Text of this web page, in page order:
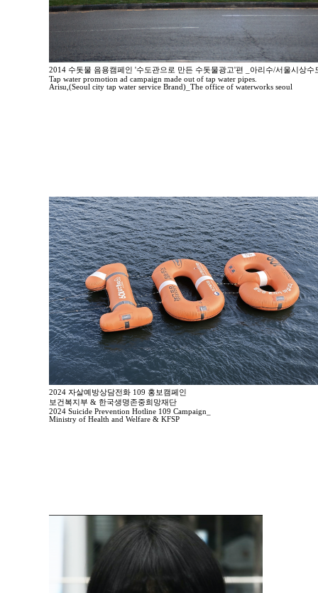
2014 수돗물 음용캠페인 '수도관으로 만든 수돗물광고'편 _아리수/서울시상수
Tap water promotion ad campaign made out of tap water pipes.
Arisu,(Seoul city tap water service Brand)_The office of waterworks seoul
2024 자살예방상담전화 109 홍보캠페인
보건복지부 & 한국생명존중희망재단
2024 Suicide Prevention Hotline 109 Campaign_
Ministry of Health and Welfare & KFSP